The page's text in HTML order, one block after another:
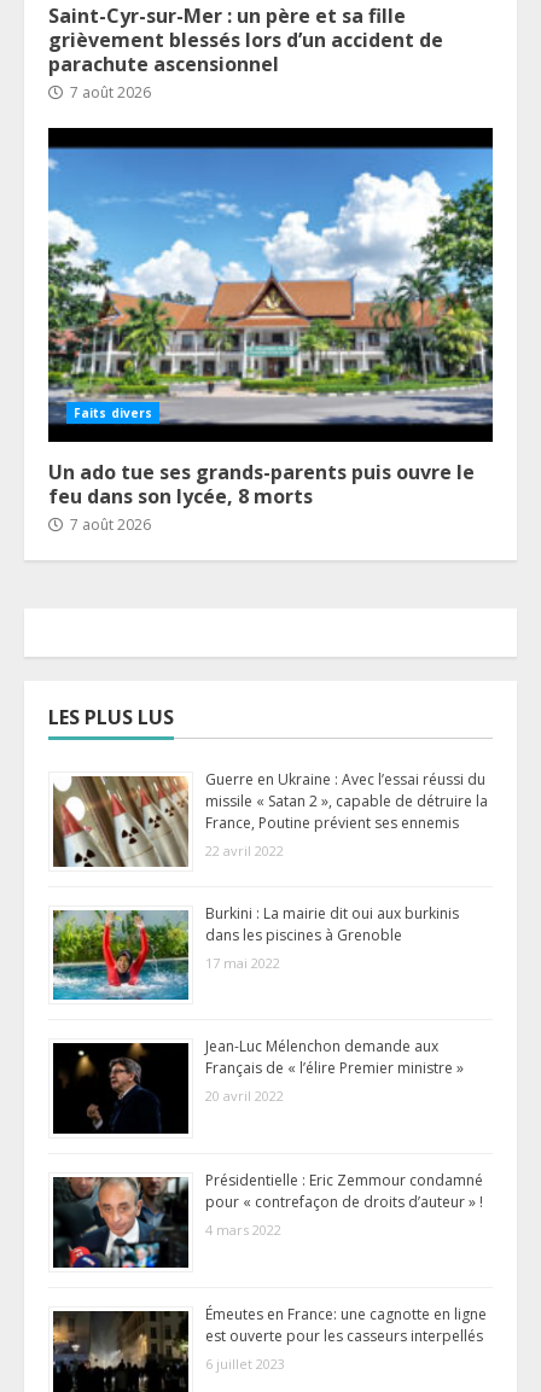
Saint-Cyr-sur-Mer : un père et sa fille
grièvement blessés lors d’un accident de
parachute ascensionnel
7 août 2026
Faits divers
Un ado tue ses grands-parents puis ouvre le
feu dans son lycée, 8 morts
7 août 2026
LES PLUS LUS
Guerre en Ukraine : Avec l’essai réussi du
missile « Satan 2 », capable de détruire la
France, Poutine prévient ses ennemis
22 avril 2022
Burkini : La mairie dit oui aux burkinis
dans les piscines à Grenoble
17 mai 2022
Jean-Luc Mélenchon demande aux
Français de « l’élire Premier ministre »
20 avril 2022
Présidentielle : Eric Zemmour condamné
pour « contrefaçon de droits d’auteur » !
4 mars 2022
Émeutes en France: une cagnotte en ligne
est ouverte pour les casseurs interpellés
6 juillet 2023